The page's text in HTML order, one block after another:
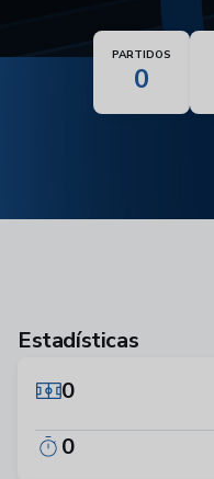
PARTIDOS
0
Estadísticas
0
0